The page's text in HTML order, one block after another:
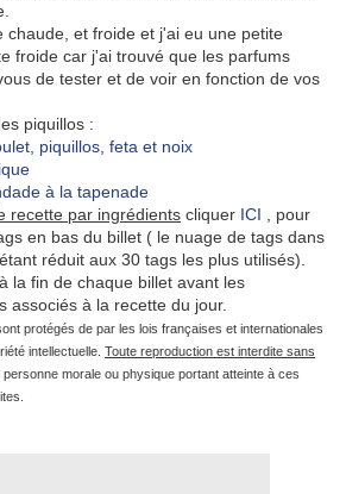
chaude, et froide et j'ai eu une petite
froide car j'ai trouvé que les parfums
de tester et de voir en fonction de vos
piquillos :
piquillos, feta et noix
à la tapenade
recette par ingrédients cliquer ICI , pour
en bas du billet ( le nuage de tags dans
réduit aux 30 tags les plus utilisés).
la fin de chaque billet avant les
associés à la recette du jour.
protégés de par les lois françaises et internationales
intellectuelle. Toute reproduction est interdite sans
personne morale ou physique portant atteinte à ces